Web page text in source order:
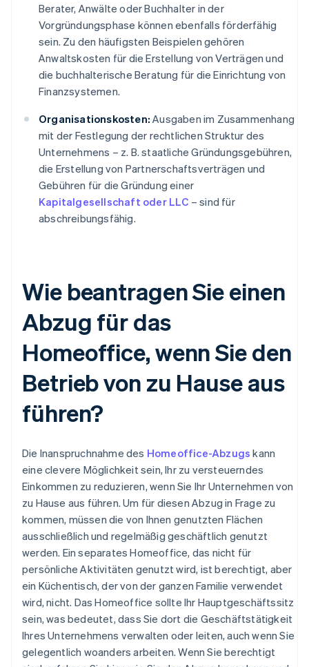
Berater, Anwälte oder Buchhalter in der
Vorgründungsphase können ebenfalls förderfähig
sein. Zu den häufigsten Beispielen gehören
Anwaltskosten für die Erstellung von Verträgen und
die buchhalterische Beratung für die Einrichtung von
Finanzsystemen.
Organisationskosten: Ausgaben im Zusammenhang
mit der Festlegung der rechtlichen Struktur des
Unternehmens – z. B. staatliche Gründungsgebühren,
die Erstellung von Partnerschaftsverträgen und
Gebühren für die Gründung einer
Kapitalgesellschaft oder LLC – sind für
abschreibungsfähig.
Wie beantragen Sie einen
Abzug für das
Homeoffice, wenn Sie den
Betrieb von zu Hause aus
führen?
Die Inanspruchnahme des Homeoffice-Abzugs kann
eine clevere Möglichkeit sein, Ihr zu versteuerndes
Einkommen zu reduzieren, wenn Sie Ihr Unternehmen von
zu Hause aus führen. Um für diesen Abzug in Frage zu
kommen, müssen die von Ihnen genutzten Flächen
ausschließlich und regelmäßig geschäftlich genutzt
werden. Ein separates Homeoffice, das nicht für
persönliche Aktivitäten genutzt wird, ist berechtigt, aber
ein Küchentisch, der von der ganzen Familie verwendet
wird, nicht. Das Homeoffice sollte Ihr Hauptgeschäftssitz
sein, was bedeutet, dass Sie dort die Geschäftstätigkeit
Ihres Unternehmens verwalten oder leiten, auch wenn Sie
gelegentlich woanders arbeiten. Wenn Sie berechtigt